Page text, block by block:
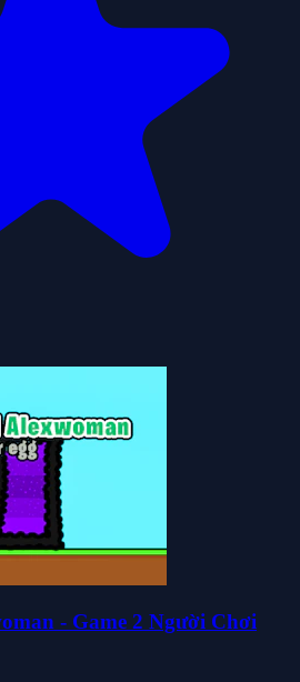
- Game 2 Người Chơi